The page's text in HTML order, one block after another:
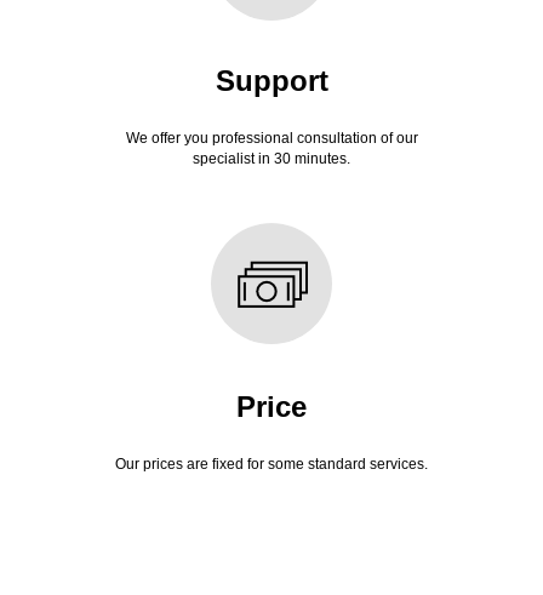
We offer you professional consultation of our
specialist in 30 minutes.
Our prices are fixed for some standard services.
Support
Price